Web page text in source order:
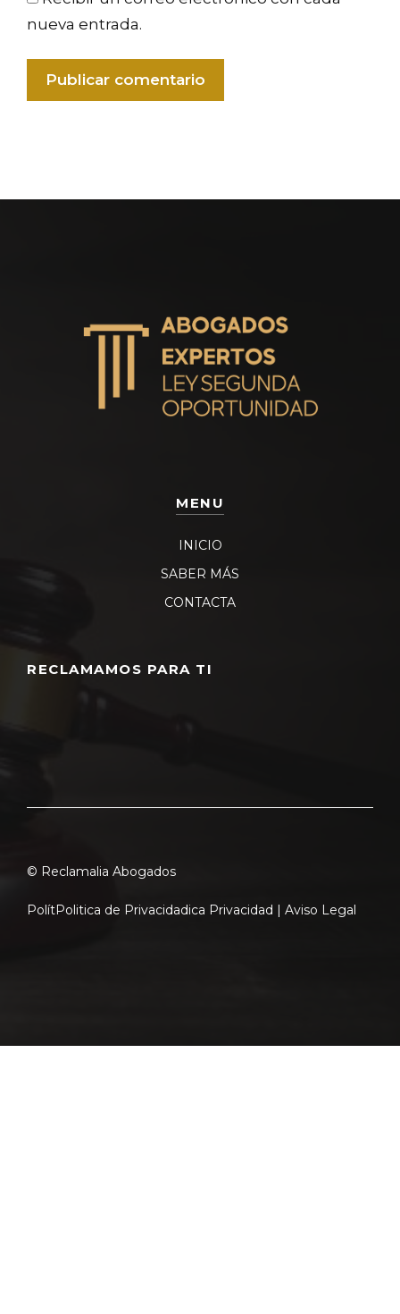
nueva entrada.
MENU
INICIO
SABER MÁS
CONTACTA
RECLAMAMOS PARA TI
© Reclamalia Abogados
PolítPolitica de Privacidadica Privacidad | Aviso Legal